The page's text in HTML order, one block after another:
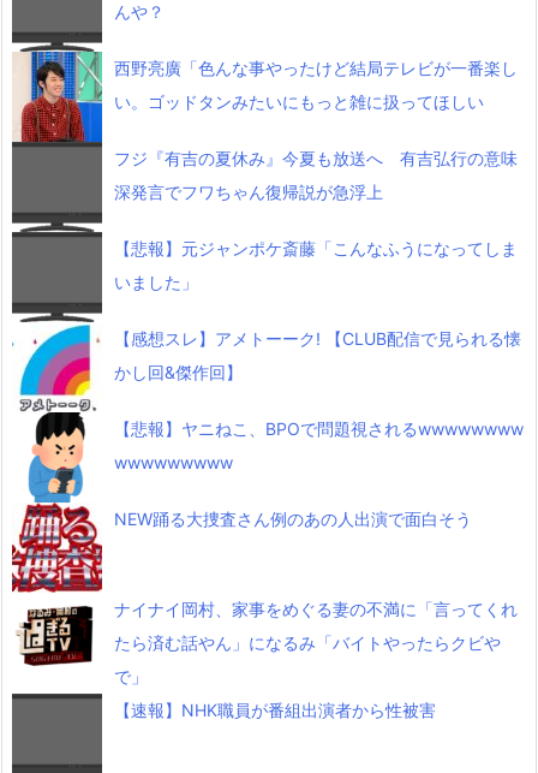
んや？
西野亮廣「色んな事やったけど結局テレビが一番楽し
い。ゴッドタンみたいにもっと雑に扱ってほしい
フジ『有吉の夏休み』今夏も放送へ 有吉弘行の意味
深発言でフワちゃん復帰説が急浮上
【悲報】元ジャンポケ斎藤「こんなふうになってしま
いました」
【感想スレ】アメトーーク! 【CLUB配信で見られる懐
かし回&傑作回】
【悲報】ヤニねこ、BPOで問題視されるwwwwwwww
wwwwwwwww
NEW踊る大捜査さん例のあの人出演で面白そう
ナイナイ岡村、家事をめぐる妻の不満に「言ってくれ
たら済む話やん」になるみ「バイトやったらクビや
で」
【速報】NHK職員が番組出演者から性被害